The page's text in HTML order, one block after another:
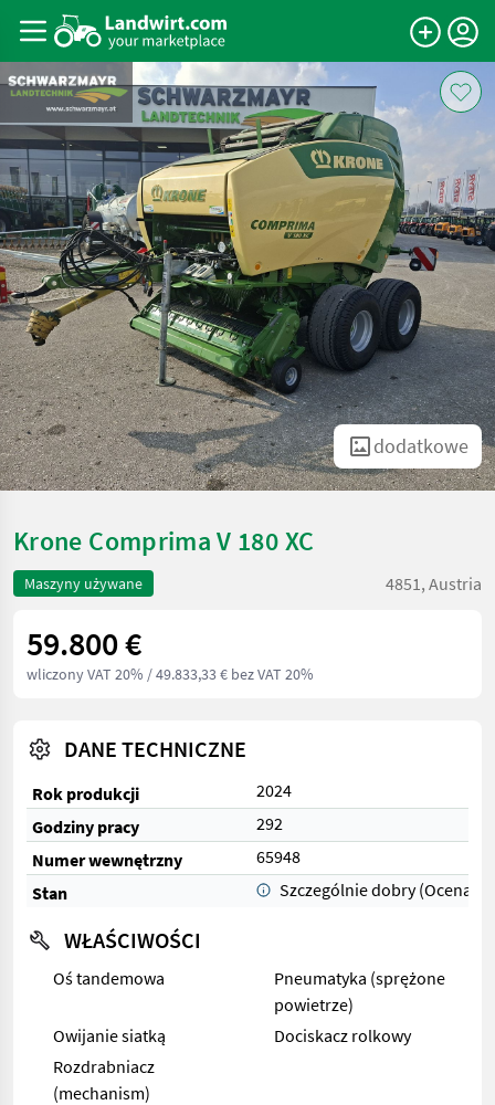
dodatkowe
Krone Comprima V 180 XC
Maszyny używane 4851, Austria
59.800 €
wliczony VAT 20% / 49.833,33 € bez VAT 20%
DANE TECHNICZNE
Rok produkcji
2024
Godziny pracy
292
Numer wewnętrzny
65948
Stan
Szczególnie dobry (Ocena 1)
WŁAŚCIWOŚCI
Oś tandemowa
Pneumatyka (sprężone
powietrze)
Owijanie siatką
Dociskacz rolkowy
Rozdrabniacz
(mechanism)